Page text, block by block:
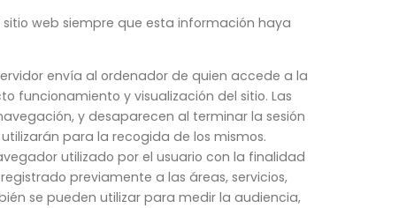
sitio web siempre que esta información haya
envía al ordenador de quien accede a la
funcionamiento y visualización del sitio. Las
y desaparecen al terminar la sesión
para la recogida de los mismos.
utilizado por el usuario con la finalidad
previamente a las áreas, servicios,
se pueden utilizar para medir la audiencia,